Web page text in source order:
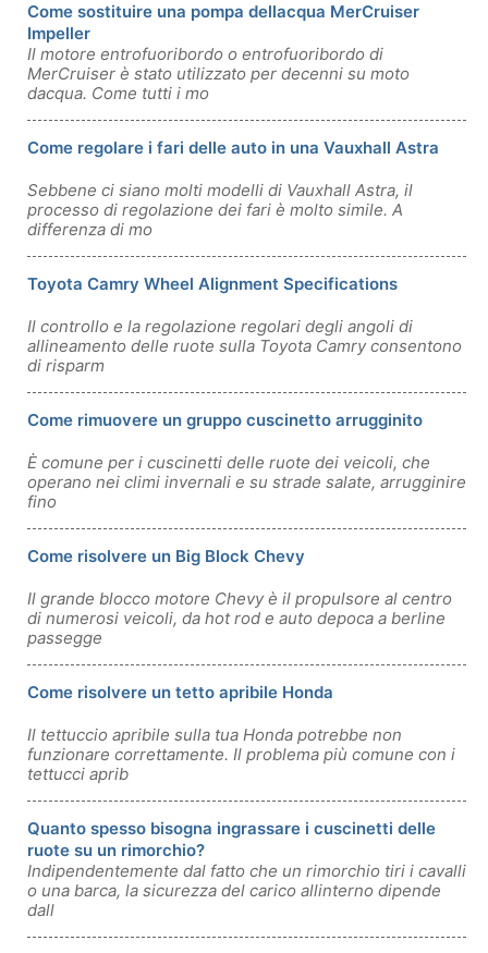
Come sostituire una pompa dellacqua MerCruiser
Impeller
Il motore entrofuoribordo o entrofuoribordo di
MerCruiser è stato utilizzato per decenni su moto
dacqua. Come tutti i mo
Come regolare i fari delle auto in una Vauxhall Astra
Sebbene ci siano molti modelli di Vauxhall Astra, il
processo di regolazione dei fari è molto simile. A
differenza di mo
Toyota Camry Wheel Alignment Specifications
Il controllo e la regolazione regolari degli angoli di
allineamento delle ruote sulla Toyota Camry consentono
di risparm
Come rimuovere un gruppo cuscinetto arrugginito
È comune per i cuscinetti delle ruote dei veicoli, che
operano nei climi invernali e su strade salate, arrugginire
fino
Come risolvere un Big Block Chevy
Il grande blocco motore Chevy è il propulsore al centro
di numerosi veicoli, da hot rod e auto depoca a berline
passegge
Come risolvere un tetto apribile Honda
Il tettuccio apribile sulla tua Honda potrebbe non
funzionare correttamente. Il problema più comune con i
tettucci aprib
Quanto spesso bisogna ingrassare i cuscinetti delle
ruote su un rimorchio?
Indipendentemente dal fatto che un rimorchio tiri i cavalli
o una barca, la sicurezza del carico allinterno dipende
dall